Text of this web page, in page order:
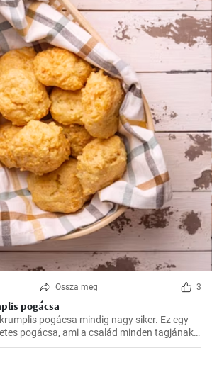
Ossza meg 3
pogácsa
pogácsa mindig nagy siker. Ez egy
pogácsa, ami a család minden tagjának